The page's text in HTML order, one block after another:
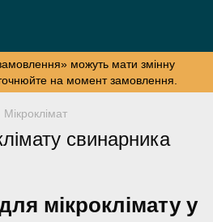
можуть мати змінну
на момент замовлення.
Мікроклімат
свинарника
мікроклімату у